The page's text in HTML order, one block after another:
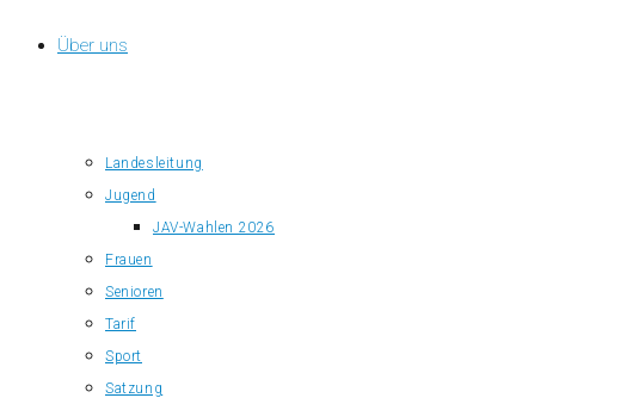
Über uns
Landesleitung
Jugend
JAV-Wahlen 2026
Frauen
Senioren
Tarif
Sport
Satzung